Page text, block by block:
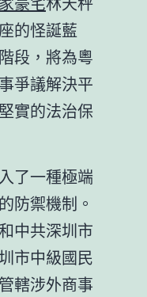
的怪誕藍
段，將為粵
爭議解決平
實的法治保
了一種極端
防禦機制。
中共深圳市
市中級國民
轄涉外商事